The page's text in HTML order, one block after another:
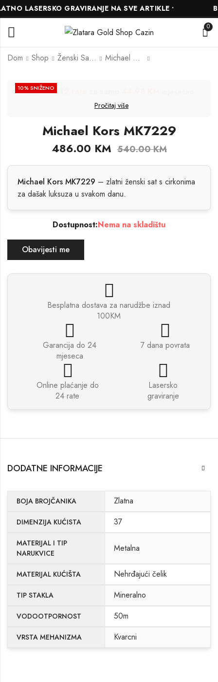
LASERSKO GRAVIRANJE NA SVE ARTIKLE •
0
Dom Shop Ženski Satovi Michael Kors
10% SNIŽENO
Platite na
Pročitaj više
Michael Kors MK7229
486.00 KM 540.00KM
Michael Kors MK7229 – zlatni ženski sat s cirkonima
za dašak luksuza u svakom danu.
Dostupnost:Nema na skladištu
Obavijesti me
Besplatna dostava za narudžbe iznad
100KM
Garancija do 24
mjeseca
7 dana povrata
Online plaćanje do
24 rate
Lasersko
graviranje
DODATNE INFORMACIJE
BOJA BROJČANIKA Zlatna
DIMENZIJA KUĆISTA 37
MATERIJAL I TIP
NARUKVICE
Metalna
MATERIJAL KUĆIŠTA Nehrđajući čelik
TIP STAKLA Mineralno
VODOOTPORNOST 50m
VRSTA MEHANIZMA Kvarcni